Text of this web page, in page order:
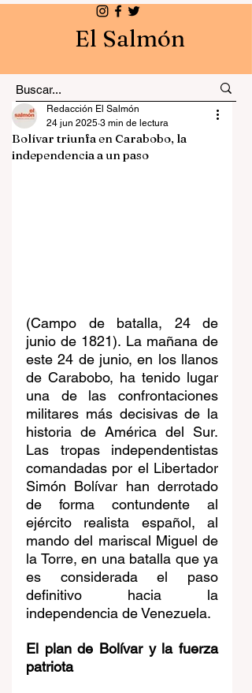
El Salmón
Bolívar triunfa en Carabobo, la
independencia a un paso
Redacción El Salmón
24 jun 2025 3 min de lectura
(Campo de batalla, 24 de
junio de 1821). La mañana de
este 24 de junio, en los llanos
de Carabobo, ha tenido lugar
una de las confrontaciones
militares más decisivas de la
historia de América del Sur.
Las tropas independentistas
comandadas por el Libertador
Simón Bolívar han derrotado
de forma contundente al
ejército realista español, al
mando del mariscal Miguel de
la Torre, en una batalla que ya
es considerada el paso
definitivo hacia la
independencia de Venezuela.
El plan de Bolívar y la fuerza
patriota